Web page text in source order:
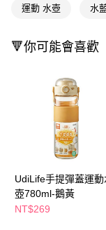
１．簡單：不需註冊會
結帳頁面，進行簡訊認
２．訂單成立數日內，
３．收到繳費通知簡
ATM／網路銀行／等多
※ 請注意：結帳手續完
購買商品的店家。未經
後付繳納相關費用。
※ 交易是否成功請以「
是否繳費成功／繳費後
客戶支援中心」
運送方式
全家取貨付款
付款後全家取貨
每筆NT$65，滿
萊爾富取貨付款
每筆NT$65，滿
付款後萊爾富取貨
每筆NT$65，滿
運動 水壺 水
🔻你可能會喜歡
UdiLife手提彈蓋運動
壺780ml-鵝黃
NT$269